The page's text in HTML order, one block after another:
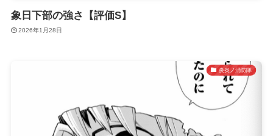
象日下部の強さ【評価S】
2026年1月28日
炎炎ノ消防隊